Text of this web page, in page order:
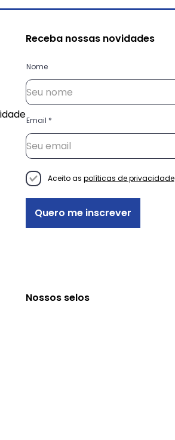
Receba nossas novidades
Nome
Email
Aceito as políticas de privacidade
Quero me inscrever
Nossos selos